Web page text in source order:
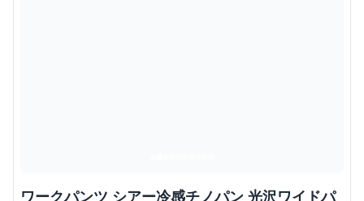
ワークパンツ シアー冷感チノパン 光沢ワイドパ